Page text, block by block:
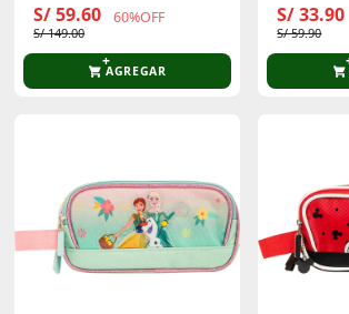
S/ 59.60 60%OFF
S/ 149.00
AGREGAR
S/ 33.90
S/ 59.90